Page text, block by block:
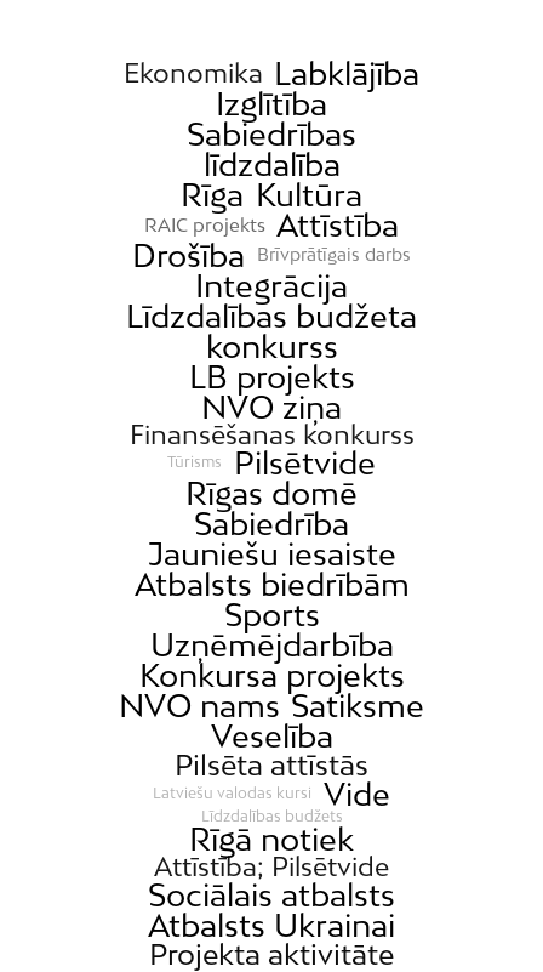
Ekonomika Labklājība
Izglītība
Sabiedrības
līdzdalība
Rīga Kultūra
RAIC projekts Attīstība
Drošība
Brīvprātīgais darbs
Integrācija
Līdzdalības budžeta
konkurss
LB projekts
NVO ziņa
Finansēšanas konkurss
Tūrisms
Pilsētvide
Rīgas domē
Sabiedrība
Jauniešu iesaiste
Atbalsts biedrībām
Sports
Uzņēmējdarbība
Konkursa projekts
NVO nams Satiksme
Veselība
Pilsēta attīstās
Latviešu valodas kursi Vide
Līdzdalības budžets
Rīgā notiek
Attīstība; Pilsētvide
Sociālais atbalsts
Atbalsts Ukrainai
Projekta aktivitāte